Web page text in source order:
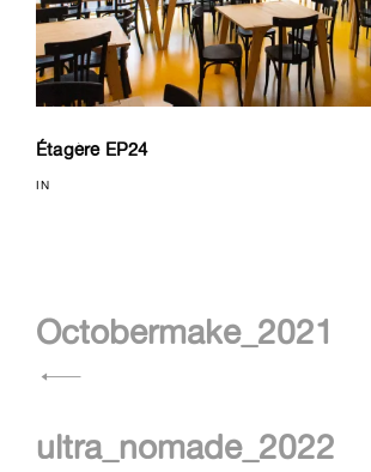
Étagère EP24
IN
Navigation
de
l’article
Octobermake_2021
ultra_nomade_2022